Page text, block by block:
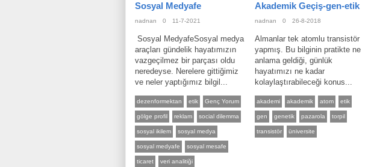
Sosyal Medyafe
nadnan 0 11-7-2021
Sosyal MedyafeSosyal medya
araçları gündelik hayatımızın
vazgeçilmez bir parçası oldu
neredeyse. Nerelere gittiğimiz
ve neler yaptığımız bilgil...
dezenformektan etik Genç Yorum
gölge profil reklam social dilemma
sosyal ikilem sosyal medya
sosyal medyafe sosyal mesafe
ticaret veri analitiği
Akademik Geçiş-gen-etik
nadnan 0 26-8-2018
Almanlar tek atomlu transistör
yapmış. Bu bilginin pratikte ne
anlama geldiği, günlük
hayatımızı ne kadar
kolaylaştırabileceği konus...
akademi akademik atom etik
gen genetik pazarola torpil
transistör üniversite